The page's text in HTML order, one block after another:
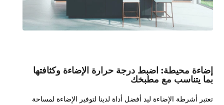
إضاءة محيطة: اضبط درجة حرارة الإضاءة وكثافتها
بما يتناسب مع مطبخك
تعتبر أشرطة الإضاءة ليد أفضل أداة لدينا لتوفير الإضاءة لمساحة